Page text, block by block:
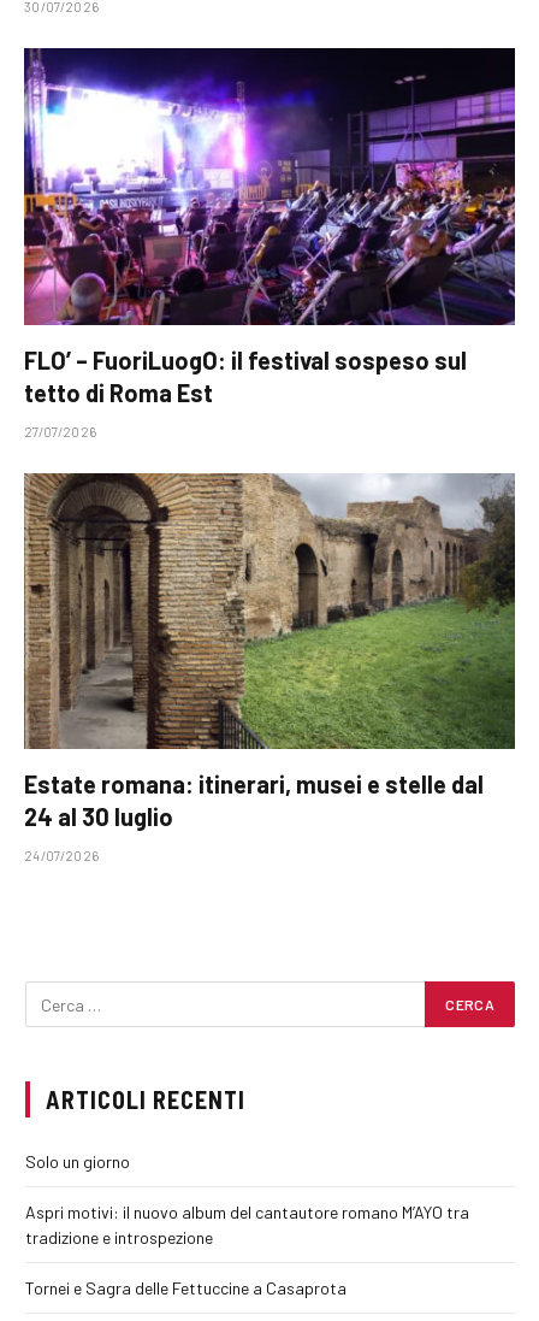
30/07/2026
FLO’ – FuoriLuogO: il festival sospeso sul
tetto di Roma Est
27/07/2026
Estate romana: itinerari, musei e stelle dal
24 al 30 luglio
24/07/2026
ARTICOLI RECENTI
Solo un giorno
Aspri motivi: il nuovo album del cantautore romano M’AYO tra
tradizione e introspezione
Tornei e Sagra delle Fettuccine a Casaprota